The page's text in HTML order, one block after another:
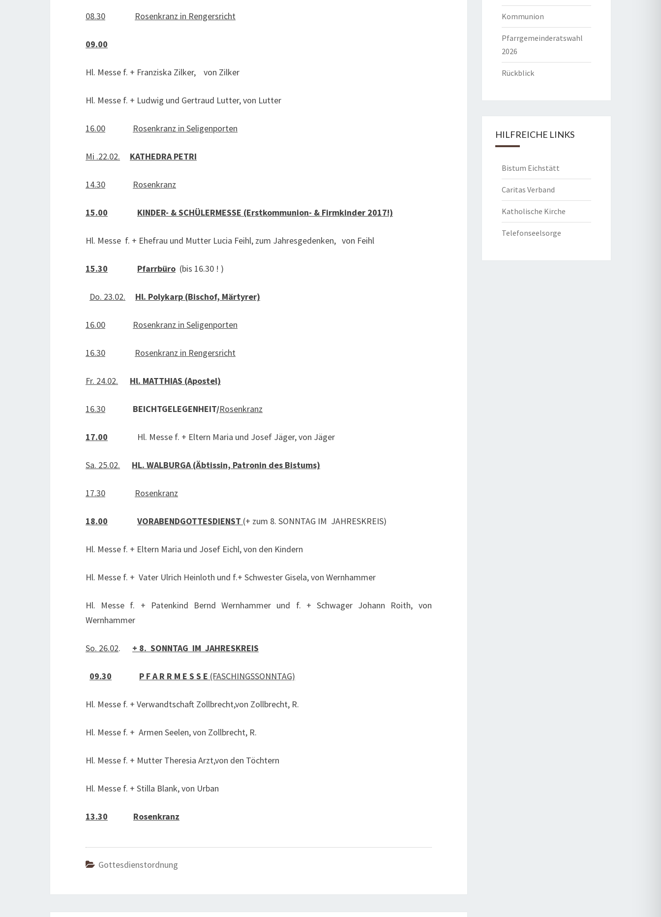
08.30 Rosenkranz in Rengersricht
09.00
Hl. Messe f. + Franziska Zilker, von Zilker
Hl. Messe f. + Ludwig und Gertraud Lutter, von Lutter
16.00 Rosenkranz in Seligenporten
Mi .22.02. KATHEDRA PETRI
14.30 Rosenkranz
15.00 KINDER- & SCHÜLERMESSE (Erstkommunion- & Firmkinder 2017!)
Hl. Messe f. + Ehefrau und Mutter Lucia Feihl, zum Jahresgedenken, von Feihl
15.30 Pfarrbüro (bis 16.30 ! )
Do. 23.02. Hl. Polykarp (Bischof, Märtyrer)
16.00 Rosenkranz in Seligenporten
16.30 Rosenkranz in Rengersricht
Fr. 24.02. Hl. MATTHIAS (Apostel)
16.30 BEICHTGELEGENHEIT/Rosenkranz
17.00 Hl. Messe f. + Eltern Maria und Josef Jäger, von Jäger
Sa. 25.02. HL. WALBURGA (Äbtissin, Patronin des Bistums)
17.30 Rosenkranz
18.00 VORABENDGOTTESDIENST (+ zum 8. SONNTAG IM JAHRESKREIS)
Hl. Messe f. + Eltern Maria und Josef Eichl, von den Kindern
Hl. Messe f. + Vater Ulrich Heinloth und f.+ Schwester Gisela, von Wernhammer
Hl. Messe f. + Patenkind Bernd Wernhammer und f. + Schwager Johann Roith, von
Wernhammer
So. 26.02. + 8. SONNTAG IM JAHRESKREIS
09.30 P F A R R M E S S E (FASCHINGSSONNTAG)
Hl. Messe f. + Verwandtschaft Zollbrecht,von Zollbrecht, R.
Hl. Messe f. + Armen Seelen, von Zollbrecht, R.
Hl. Messe f. + Mutter Theresia Arzt,von den Töchtern
Hl. Messe f. + Stilla Blank, von Urban
13.30 Rosenkranz
Gottesdienstordnung
Kommunion
Pfarrgemeinderatswahl
2026
Rückblick
HILFREICHE LINKS
Bistum Eichstätt
Caritas Verband
Katholische Kirche
Telefonseelsorge